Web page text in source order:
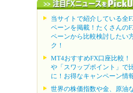
当サイトで紹介している全
ペーンを掲載！たくさんの
ペーンから比較検討したい
ク！
MT4おすすめFX口座比較！
や「スワップポイント」で
に！お得なキャンペーン情
世界の株価指数や金、原油